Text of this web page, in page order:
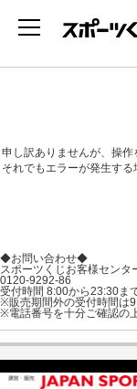
申し訳ありませんが、操作
それでもエラーが発生す
◆お問い合わせ◆
スポーツくじお客様センタ
0120-9292-86
受付時間 8:00から23:30ま
※販売期間外の受付時間は
※電話番号を十分ご確認の